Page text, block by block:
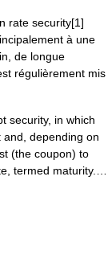
rate security[1]
à une
de longue
régulièrement mis
security, in which
depending on
(the coupon) to
termed maturity.…